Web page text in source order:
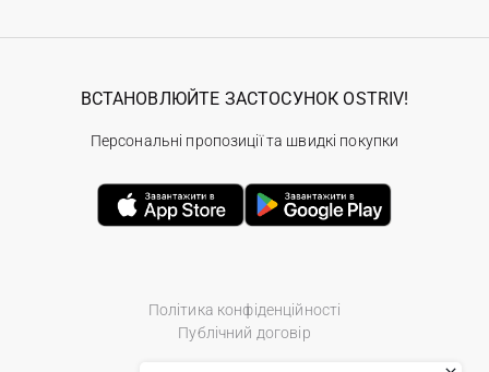
Політика конфіденційності
Публічний договір
ВСТАНОВЛЮЙТЕ ЗАСТОСУНОК OSTRIV!
Персональні пропозиції та швидкі покупки